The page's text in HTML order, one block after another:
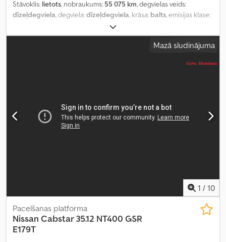
Stāvoklis: lietots, nobraukums: 55 075 km, degvielas veids:
dīzeļdegviela, degviela:dīzeļdegviela, krāsa: balts, emisijas klase:
, darbības stundas:
Mazā sludinājuma
1 / 10
Pacelšanas platforma
Nissan Cabstar 35.12 NT400 GSR
E179T